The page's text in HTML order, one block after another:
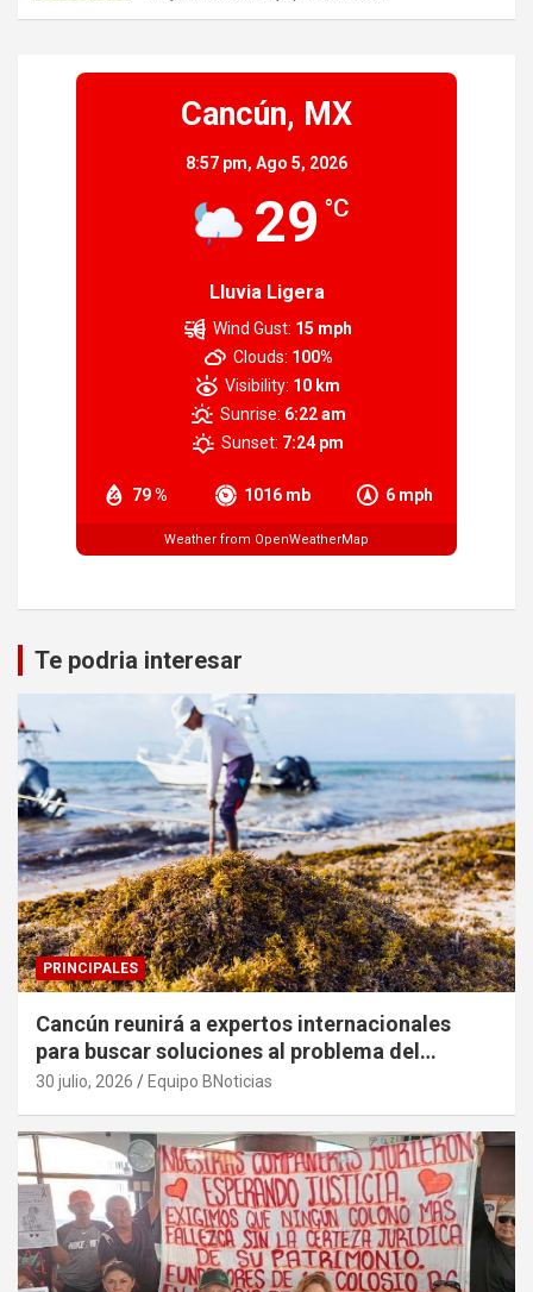
Cancún, MX
8:57 pm, Ago 5, 2026
29 °C
Lluvia Ligera
79 % 1016 mb 6 mph
Wind Gust: 15 mph
Clouds: 100%
Visibility: 10 km
Sunrise: 6:22 am
Sunset: 7:24 pm
Weather from OpenWeatherMap
Te podria interesar
PRINCIPALES
Cancún reunirá a expertos internacionales
para buscar soluciones al problema del
sargazo
30 julio, 2026 Equipo BNoticias